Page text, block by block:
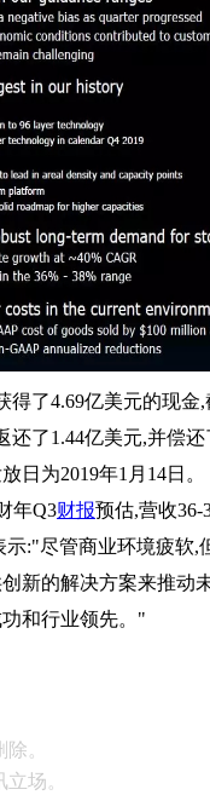
得了4.69亿美元的现
了1.44亿美元,并偿
日为2019年1月14日。
年Q3财报预估,营收36-
示:"尽管商业环境疲
新的解决方案来推动
和行业领先。"
。
场。